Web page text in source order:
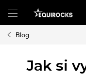
obsah
Blog
Jak si